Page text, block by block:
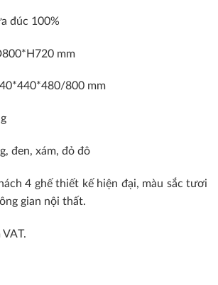
đúc 100%
mm
800 mm
đen, xám, đỏ đô
4 ghế thiết kế hiện đại, màu sắc tươi
gian nội thất.